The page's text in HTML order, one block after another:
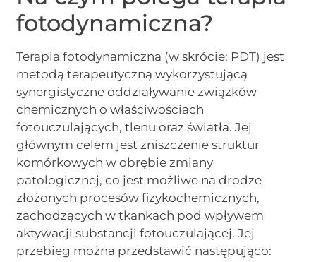
fotodynamiczna?
Terapia fotodynamiczna (w skrócie: PDT) jest
metodą terapeutyczną wykorzystującą
synergistyczne oddziaływanie związków
chemicznych o właściwościach
fotouczulających, tlenu oraz światła. Jej
głównym celem jest zniszczenie struktur
komórkowych w obrębie zmiany
patologicznej, co jest możliwe na drodze
złożonych procesów fizykochemicznych,
zachodzących w tkankach pod wpływem
aktywacji substancji fotouczulającej. Jej
przebieg można przedstawić następująco: